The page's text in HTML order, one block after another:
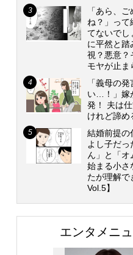
「あら、
ね？」って
てないで
に平然と
視？悪意？
モヤが止ま
「義母の
い…！」嫁
発！ 夫は
けれど諦め
結婚前提の
よし子だ
ん」と「オ
始まる小さ
たが理解で
Vol.5】
エンタメニ